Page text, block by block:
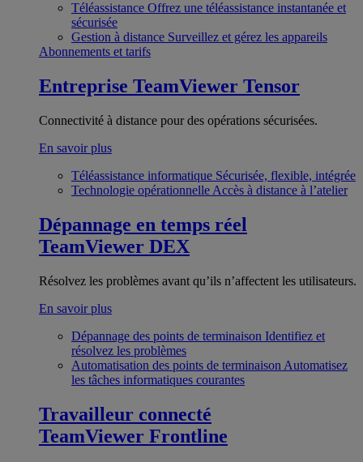
Téléassistance Offrez une téléassistance instantanée et
sécurisée
Gestion à distance Surveillez et gérez les appareils
Abonnements et tarifs
Entreprise TeamViewer Tensor
Connectivité à distance pour des opérations sécurisées.
En savoir plus
Téléassistance informatique Sécurisée, flexible, intégrée
Technologie opérationnelle Accès à distance à l’atelier
Dépannage en temps réel
TeamViewer DEX
Résolvez les problèmes avant qu’ils n’affectent les utilisateurs.
En savoir plus
Dépannage des points de terminaison Identifiez et
résolvez les problèmes
Automatisation des points de terminaison Automatisez
les tâches informatiques courantes
Travailleur connecté
TeamViewer Frontline